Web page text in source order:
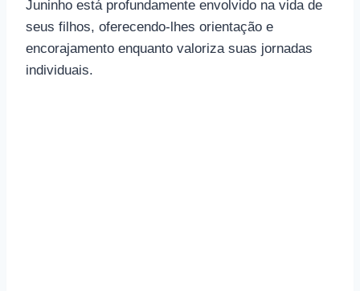
Juninho está profundamente envolvido na vida de
seus filhos, oferecendo-lhes orientação e
encorajamento enquanto valoriza suas jornadas
individuais.